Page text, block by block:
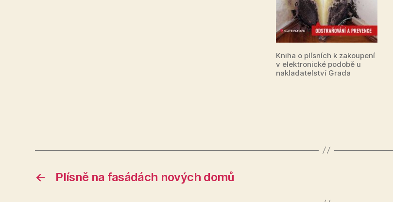
Kniha o plísních k zakoupení
v elektronické podobě u
nakladatelství Grada
← Plísně na fasádách nových domů